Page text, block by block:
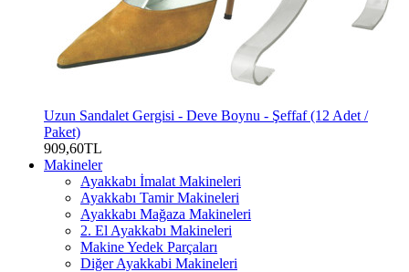
Uzun Sandalet Gergisi - Deve Boynu - Şeffaf (12 Adet /
Paket)
909,60TL
Makineler
Ayakkabı İmalat Makineleri
Ayakkabı Tamir Makineleri
Ayakkabı Mağaza Makineleri
2. El Ayakkabı Makineleri
Makine Yedek Parçaları
Diğer Ayakkabi Makineleri